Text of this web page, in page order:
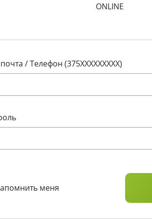
ONLINE
/ Телефон (375XXXXXXXXX)
меня